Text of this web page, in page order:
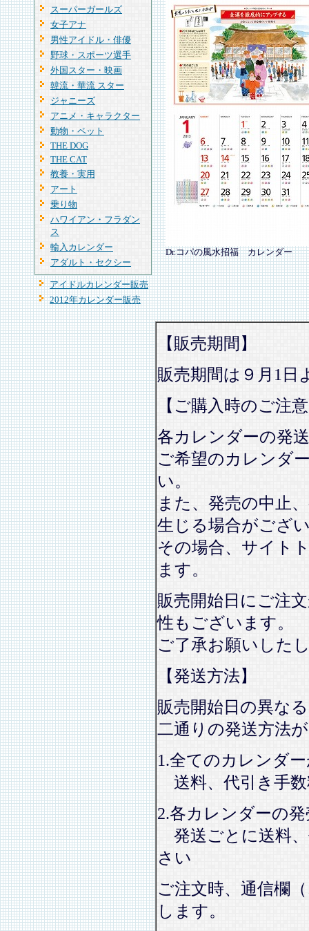
スーパーガールズ
女子アナ
男性アイドル・俳優
野球・スポーツ選手
外国スター・映画
韓流・華流 スター
ジャニーズ
アニメ・キャラクター
動物・ペット
THE DOG
THE CAT
教養・実用
アート
乗り物
ハワイアン・フラダン
ス
輸入カレンダー
アダルト・セクシー
アイドルカレンダー販売
2012年カレンダー販売
Dr.コパの風水招福 カレンダー
【販売期間】
販売期間は９月1日
【ご購入時のご注
各カレンダーの発
ご希望のカレンダ
い。
また、発売の中止
生じる場合がござ
その場合、サイト
ます。
販売開始日にご注
性もございます。
ご了承お願いした
【発送方法】
販売開始日の異な
二通りの発送方法
1.全てのカレンダ
送料、代引き手
2.各カレンダーの
発送ごとに送料
さい
ご注文時、通信欄
します。